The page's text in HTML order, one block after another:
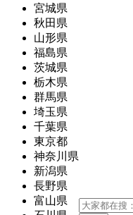
宮城県
秋田県
山形県
福島県
茨城県
栃木県
群馬県
埼玉県
千葉県
東京都
神奈川県
新潟県
長野県
富山県